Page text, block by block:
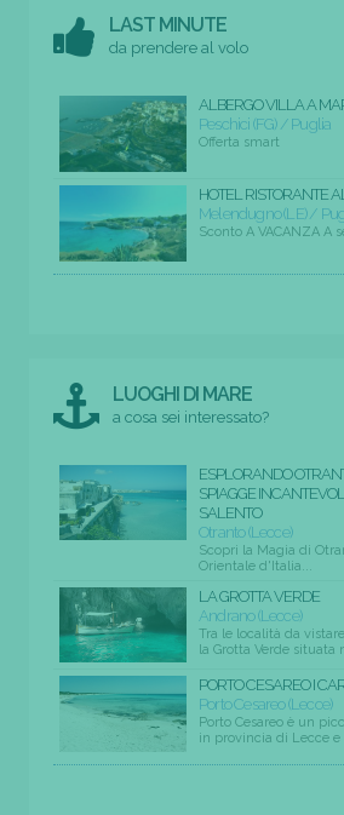
LAST MINUTE
da prendere al volo
ALBERGO VILLA A
Peschici (FG) / Puglia
Offerta smart
HOTEL RISTORANTE
Melendugno (LE) /
Sconto A VACANZA A
LUOGHI DI MARE
a cosa sei interessato?
ESPLORANDO
SPIAGGE
SALENTO
Otranto (Lecce)
Scopri la Magia di
Orientale d'Italia...
LA GROTTA VERDE
Andrano (Lecce)
Tra le località da
la Grotta Verde situata
PORTO CESAREO I
Porto Cesareo (Lecce)
Porto Cesareo è un
in provincia di Lecce